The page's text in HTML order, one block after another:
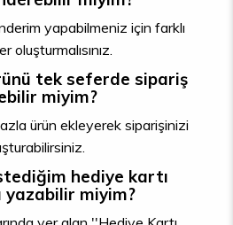
yapabilmeniz için farklı
oluşturmalısınız.
tek seferde sipariş
miyim?
ürün ekleyerek siparişinizi
hediye kartı
yazabilir miyim?